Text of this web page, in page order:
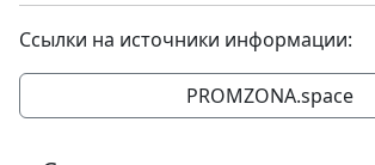
Ссылки на источники информации:
PROMZONA.space